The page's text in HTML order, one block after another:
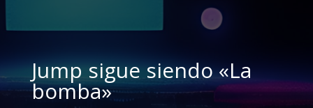
Jump sigue siendo «La
bomba»